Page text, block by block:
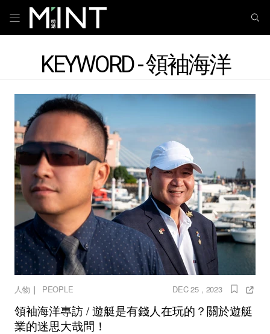
KEYWORD - 領袖海洋
人物 ｜ PEOPLE DEC 25 , 2023
領袖海洋專訪 / 遊艇是有錢人在玩的？關於遊艇
業的迷思大哉問！